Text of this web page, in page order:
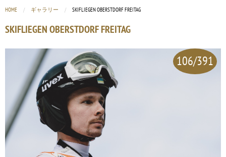
HOME ギャラリー CURRENT:
SKIFLIEGEN OBERSTDORF FREITAG
SKIFLIEGEN OBERSTDORF FREITAG
106/391